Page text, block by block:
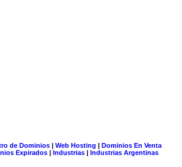
de Dominios| Web Hosting | Dominios En Venta
Expirados | Industrias | Industrias Argentinas